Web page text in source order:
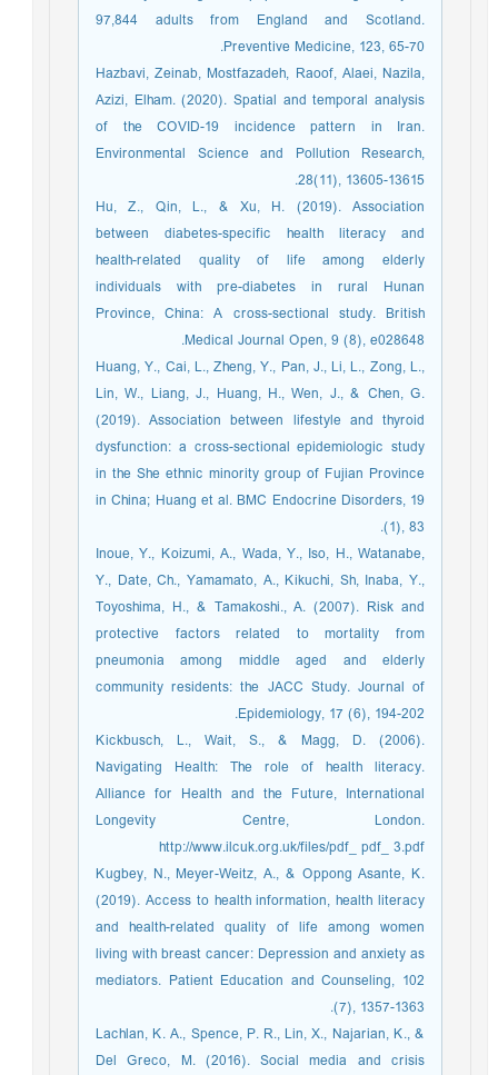
97,844 adults from England and Scotland.
Preventive Medicine, 123, 65-70.
Hazbavi, Zeinab, Mostfazadeh, Raoof, Alaei, Nazila,
Azizi, Elham. (2020). Spatial and temporal analysis
of the COVID-19 incidence pattern in Iran.
Environmental Science and Pollution Research,
28(11), 13605-13615.
Hu, Z., Qin, L., & Xu, H. (2019). Association
between diabetes-specific health literacy and
health-related quality of life among elderly
individuals with pre-diabetes in rural Hunan
Province, China: A cross-sectional study. British
Medical Journal Open, 9 (8), e028648.
Huang, Y., Cai, L., Zheng, Y., Pan, J., Li, L., Zong, L.,
Lin, W., Liang, J., Huang, H., Wen, J., & Chen, G.
(2019). Association between lifestyle and thyroid
dysfunction: a cross-sectional epidemiologic study
in the She ethnic minority group of Fujian Province
in China; Huang et al. BMC Endocrine Disorders, 19
(1), 83.
Inoue, Y., Koizumi, A., Wada, Y., Iso, H., Watanabe,
Y., Date, Ch., Yamamato, A., Kikuchi, Sh, Inaba, Y.,
Toyoshima, H., & Tamakoshi., A. (2007). Risk and
protective factors related to mortality from
pneumonia among middle aged and elderly
community residents: the JACC Study. Journal of
Epidemiology, 17 (6), 194-202.
Kickbusch, L., Wait, S., & Magg, D. (2006).
Navigating Health: The role of health literacy.
Alliance for Health and the Future, International
Longevity Centre, London.
http://www.ilcuk.org.uk/files/pdf_ pdf_ 3.pdf
Kugbey, N., Meyer-Weitz, A., & Oppong Asante, K.
(2019). Access to health information, health literacy
and health-related quality of life among women
living with breast cancer: Depression and anxiety as
mediators. Patient Education and Counseling, 102
(7), 1357-1363.
Lachlan, K. A., Spence, P. R., Lin, X., Najarian, K., &
Del Greco, M. (2016). Social media and crisis